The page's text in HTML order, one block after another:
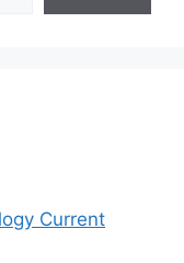
Current